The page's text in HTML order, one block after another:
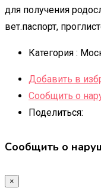
для получения
вет.паспорт,
Категория :
Добавить в
Сообщить о
Поделиться:
Сообщить о
×